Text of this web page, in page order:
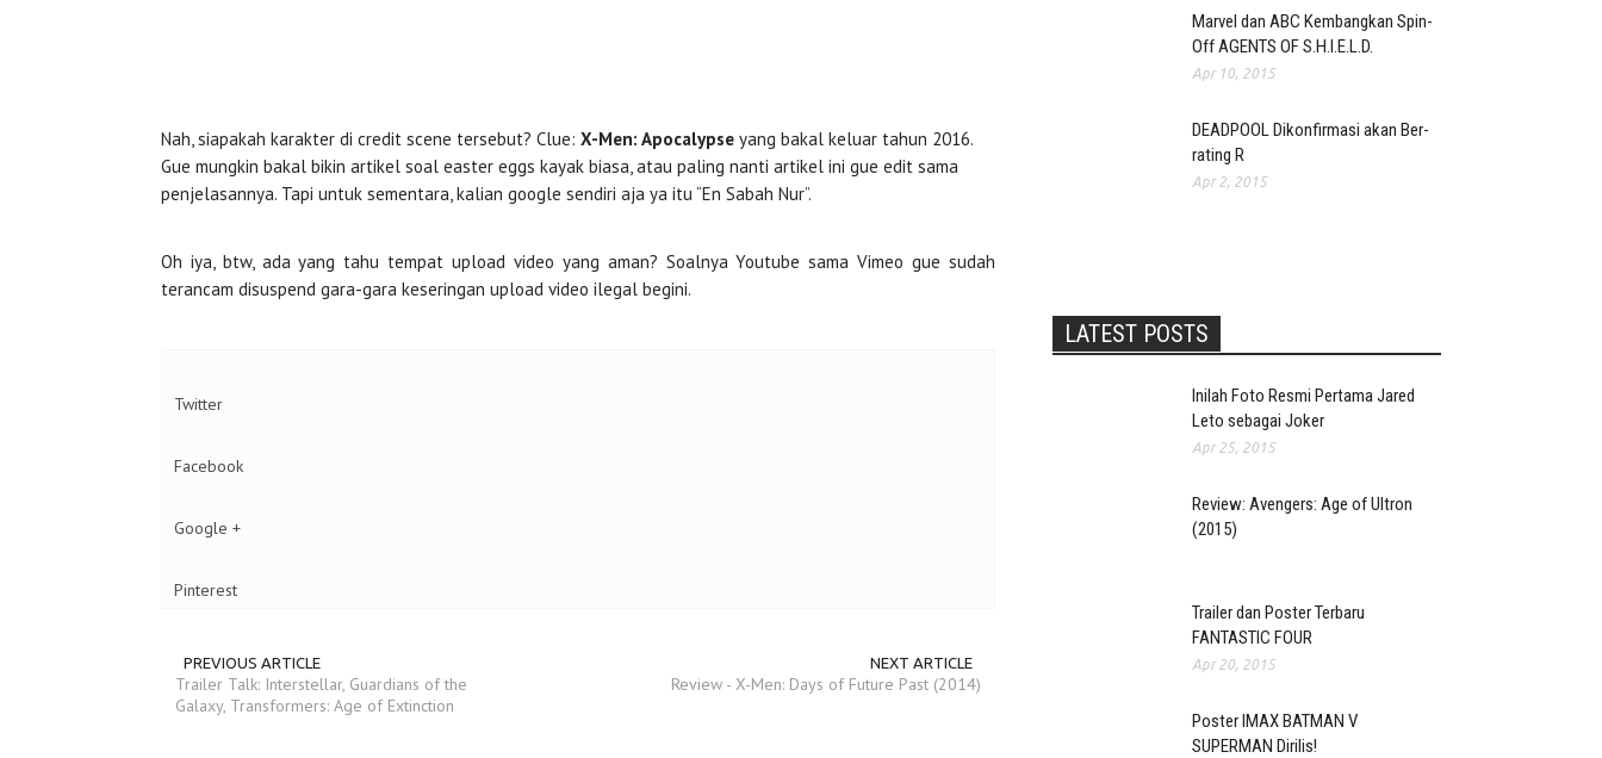
Nah, siapakah karakter di credit scene tersebut? Clue: X-Men: Apocalypse yang bakal keluar tahun 2016.
Gue mungkin bakal bikin artikel soal easter eggs kayak biasa, atau paling nanti artikel ini gue edit sama
penjelasannya. Tapi untuk sementara, kalian google sendiri aja ya itu “En Sabah Nur”.
Oh iya, btw, ada yang tahu tempat upload video yang aman? Soalnya Youtube sama Vimeo gue sudah
terancam disuspend gara-gara keseringan upload video ilegal begini.
Twitter
Facebook
Google +
Pinterest
PREVIOUS ARTICLE
Trailer Talk: Interstellar, Guardians of the
Galaxy, Transformers: Age of Extinction
NEXT ARTICLE
Review - X-Men: Days of Future Past (2014)
Marvel dan ABC Kembangkan Spin-
Off AGENTS OF S.H.I.E.L.D.
Apr 10, 2015
DEADPOOL Dikonfirmasi akan Ber-
rating R
Apr 2, 2015
LATEST POSTS
Inilah Foto Resmi Pertama Jared
Leto sebagai Joker
Apr 25, 2015
Review: Avengers: Age of Ultron
(2015)
Trailer dan Poster Terbaru
FANTASTIC FOUR
Apr 20, 2015
Poster IMAX BATMAN V
SUPERMAN Dirilis!